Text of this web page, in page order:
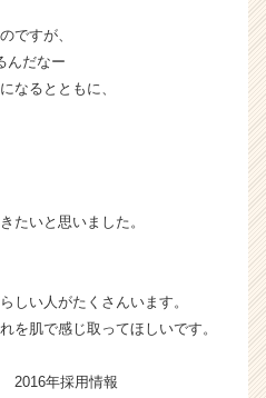
ですが、
んだなー
なるとともに、
たいと思いました。
しい人がたくさんいます。
を肌で感じ取ってほしいです。
2016年採用情報